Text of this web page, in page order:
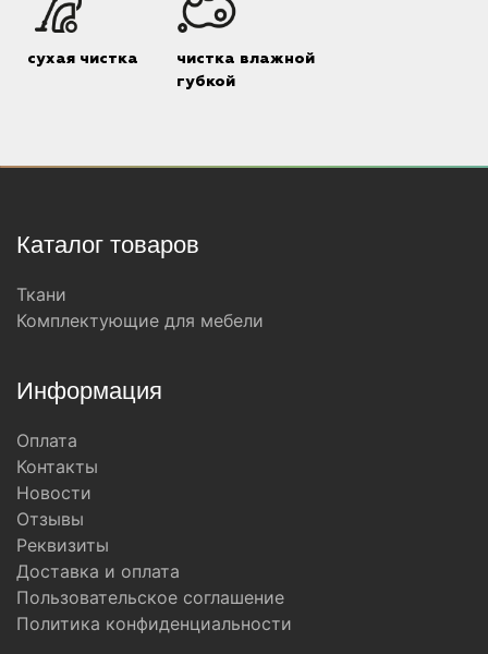
сухая чистка
чистка влажной
губкой
Каталог товаров
Ткани
Комплектующие для мебели
Информация
Оплата
Контакты
Новости
Отзывы
Реквизиты
Доставка и оплата
Пользовательское соглашение
Политика конфиденциальности